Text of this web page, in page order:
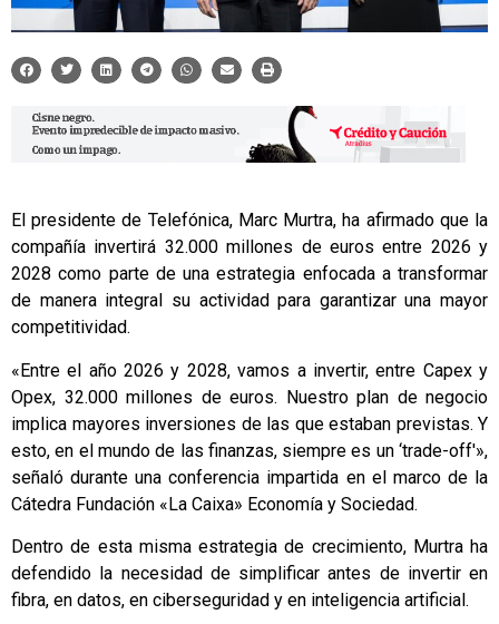
El presidente de Telefónica, Marc Murtra, ha afirmado que la
compañía invertirá 32.000 millones de euros entre 2026 y
2028 como parte de una estrategia enfocada a transformar
de manera integral su actividad para garantizar una mayor
competitividad.
«Entre el año 2026 y 2028, vamos a invertir, entre Capex y
Opex, 32.000 millones de euros. Nuestro plan de negocio
implica mayores inversiones de las que estaban previstas. Y
esto, en el mundo de las finanzas, siempre es un ‘trade-off'»,
señaló durante una conferencia impartida en el marco de la
Cátedra Fundación «La Caixa» Economía y Sociedad.
Dentro de esta misma estrategia de crecimiento, Murtra ha
defendido la necesidad de simplificar antes de invertir en
fibra, en datos, en ciberseguridad y en inteligencia artificial.